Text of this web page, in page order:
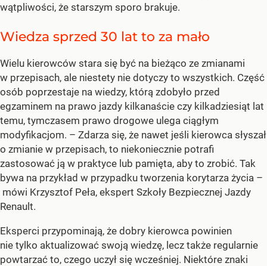
wątpliwości, że starszym sporo brakuje.
Wiedza sprzed 30 lat to za mało
Wielu kierowców stara się być na bieżąco ze zmianami
w przepisach, ale niestety nie dotyczy to wszystkich. Część
osób poprzestaje na wiedzy, którą zdobyło przed
egzaminem na prawo jazdy kilkanaście czy kilkadziesiąt lat
temu, tymczasem prawo drogowe ulega ciągłym
modyfikacjom. – Zdarza się, że nawet jeśli kierowca słyszał
o zmianie w przepisach, to niekoniecznie potrafi
zastosować ją w praktyce lub pamięta, aby to zrobić. Tak
bywa na przykład w przypadku tworzenia korytarza życia –
mówi Krzysztof Peła, ekspert Szkoły Bezpiecznej Jazdy
Renault.
Eksperci przypominają, że dobry kierowca powinien
nie tylko aktualizować swoją wiedzę, lecz także regularnie
powtarzać to, czego uczył się wcześniej. Niektóre znaki